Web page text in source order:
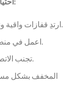
ارتدِ قفازات واقية ونظارات لحماية الجلد والعينين من التهيج.
تجنب الاتصال المطول مع الجلد أو استنشاق الرذاذ.